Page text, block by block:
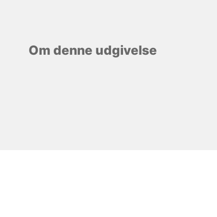
Om denne udgivelse